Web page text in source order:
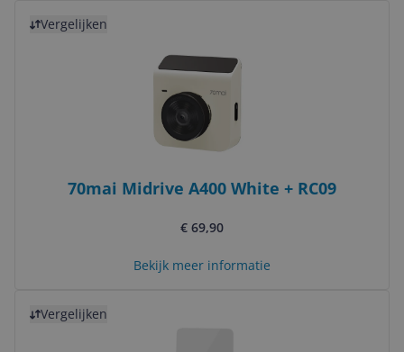
Vergelijken
70mai Midrive A400 White + RC09
€ 69,90
Bekijk meer informatie
Vergelijken